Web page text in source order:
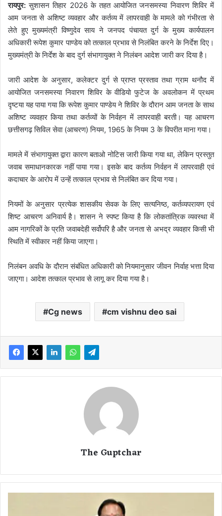
रायपुर: सुशासन तिहार 2026 के तहत आयोजित जनसमस्या निवारण शिविर में
आम जनता से अशिष्ट व्यवहार और कर्तव्य में लापरवाही के मामले को गंभीरता से
लेते हुए मुख्यमंत्री विष्णुदेव साय ने जनपद पंचायत दुर्ग के मुख्य कार्यपालन
अधिकारी रूपेश कुमार पाण्डेय को तत्काल प्रभाव से निलंबित करने के निर्देश दिए।
मुख्यमंत्री के निर्देश के बाद दुर्ग संभागायुक्त ने निलंबन आदेश जारी कर दिया है।
जारी आदेश के अनुसार, कलेक्टर दुर्ग से प्राप्त प्रस्ताव तथा ग्राम थनौद में
आयोजित जनसमस्या निवारण शिविर के वीडियो फुटेज के अवलोकन में प्रथम
दृष्टया यह पाया गया कि रूपेश कुमार पाण्डेय ने शिविर के दौरान आम जनता के साथ
अशिष्ट व्यवहार किया तथा कर्तव्यों के निर्वहन में लापरवाही बरती। यह आचरण
छत्तीसगढ़ सिविल सेवा (आचरण) नियम, 1965 के नियम 3 के विपरीत माना गया।
मामले में संभागायुक्त द्वारा कारण बताओ नोटिस जारी किया गया था, लेकिन प्रस्तुत
जवाब समाधानकारक नहीं पाया गया। इसके बाद कर्तव्य निर्वहन में लापरवाही एवं
कदाचार के आरोप में उन्हें तत्काल प्रभाव से निलंबित कर दिया गया।
नियमों के अनुसार प्रत्येक शासकीय सेवक के लिए सत्यनिष्ठ, कर्तव्यपरायण एवं
शिष्ट आचरण अनिवार्य है। शासन ने स्पष्ट किया है कि लोकतांत्रिक व्यवस्था में
आम नागरिकों के प्रति जवाबदेही सर्वोपरि है और जनता से अभद्र व्यवहार किसी भी
स्थिति में स्वीकार नहीं किया जाएगा।
निलंबन अवधि के दौरान संबंधित अधिकारी को नियमानुसार जीवन निर्वाह भत्ता दिया
जाएगा। आदेश तत्काल प्रभाव से लागू कर दिया गया है।
Cg news cm vishnu deo sai
The Guptchar